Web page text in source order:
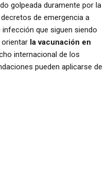
golpeada duramente por la
de emergencia a
que siguen siendo
orientar la vacunación en
internacional de los
pueden aplicarse de